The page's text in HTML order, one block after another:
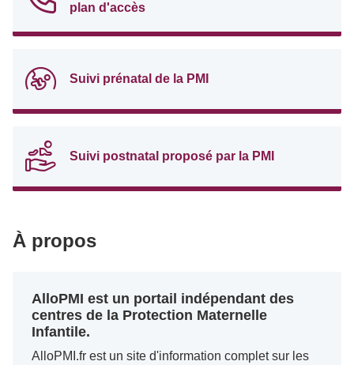
plan d'accès
Suivi prénatal de la PMI
Suivi postnatal proposé par la PMI
À propos
AlloPMI est un portail indépendant des
centres de la Protection Maternelle
Infantile.
AlloPMI.fr est un site d'information complet sur les